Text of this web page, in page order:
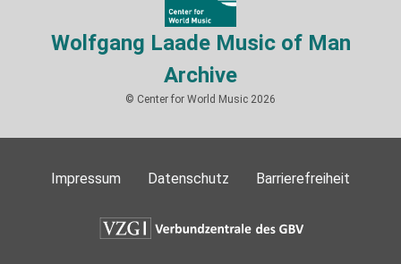
Wolfgang Laade Music of Man
Archive
© Center for World Music 2026
Impressum Datenschutz Barrierefreiheit